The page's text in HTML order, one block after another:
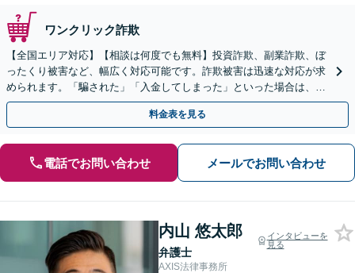
ワンクリック詐欺
【全国エリア対応】【相談は何度でも無料】投資詐欺、副業詐欺、ぼ
ったくり被害など、幅広く対応可能です。詐欺被害は迅速な対応が求
められます。「騙された」「入金してしまった」といった場合は、お
早めにご相談ください。【電話・メール・WEB相談可】
料金表を見る
電話でお問い合わせ メールでお問い合わせ
内山 悠太郎
弁護士
インタビューを
見る
AXIS法律事務所